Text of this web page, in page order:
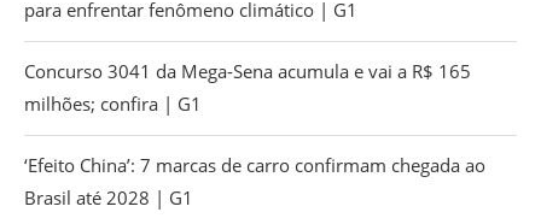
para enfrentar fenômeno climático | G1
Concurso 3041 da Mega-Sena acumula e vai a R$ 165
milhões; confira | G1
‘Efeito China’: 7 marcas de carro confirmam chegada ao
Brasil até 2028 | G1